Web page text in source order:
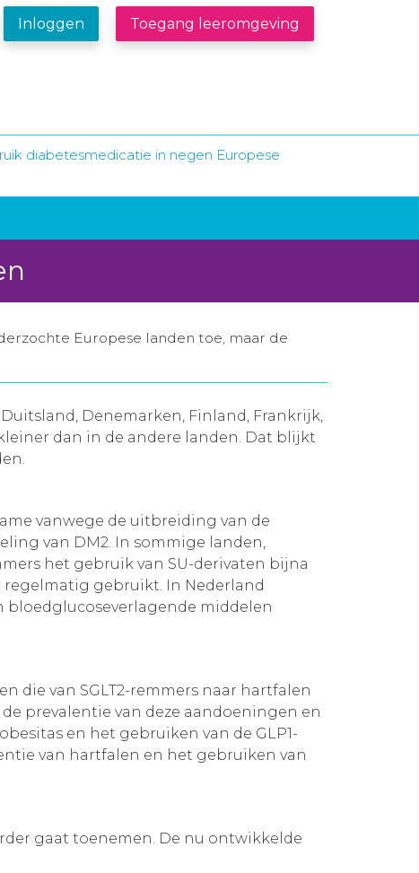
Inloggen Toegang leeromgeving
diabetesmedicatie in negen Europese
Europese landen toe, maar de
Denemarken, Finland, Frankrijk,
dan in de andere landen. Dat blijkt
vanwege de uitbreiding van de
van DM2. In sommige landen,
het gebruik van SU-derivaten bijna
regelmatig gebruikt. In Nederland
bloedglucoseverlagende middelen
die van SGLT2-remmers naar hartfalen
prevalentie van deze aandoeningen en
en het gebruiken van de GLP1-
van hartfalen en het gebruiken van
gaat toenemen. De nu ontwikkelde